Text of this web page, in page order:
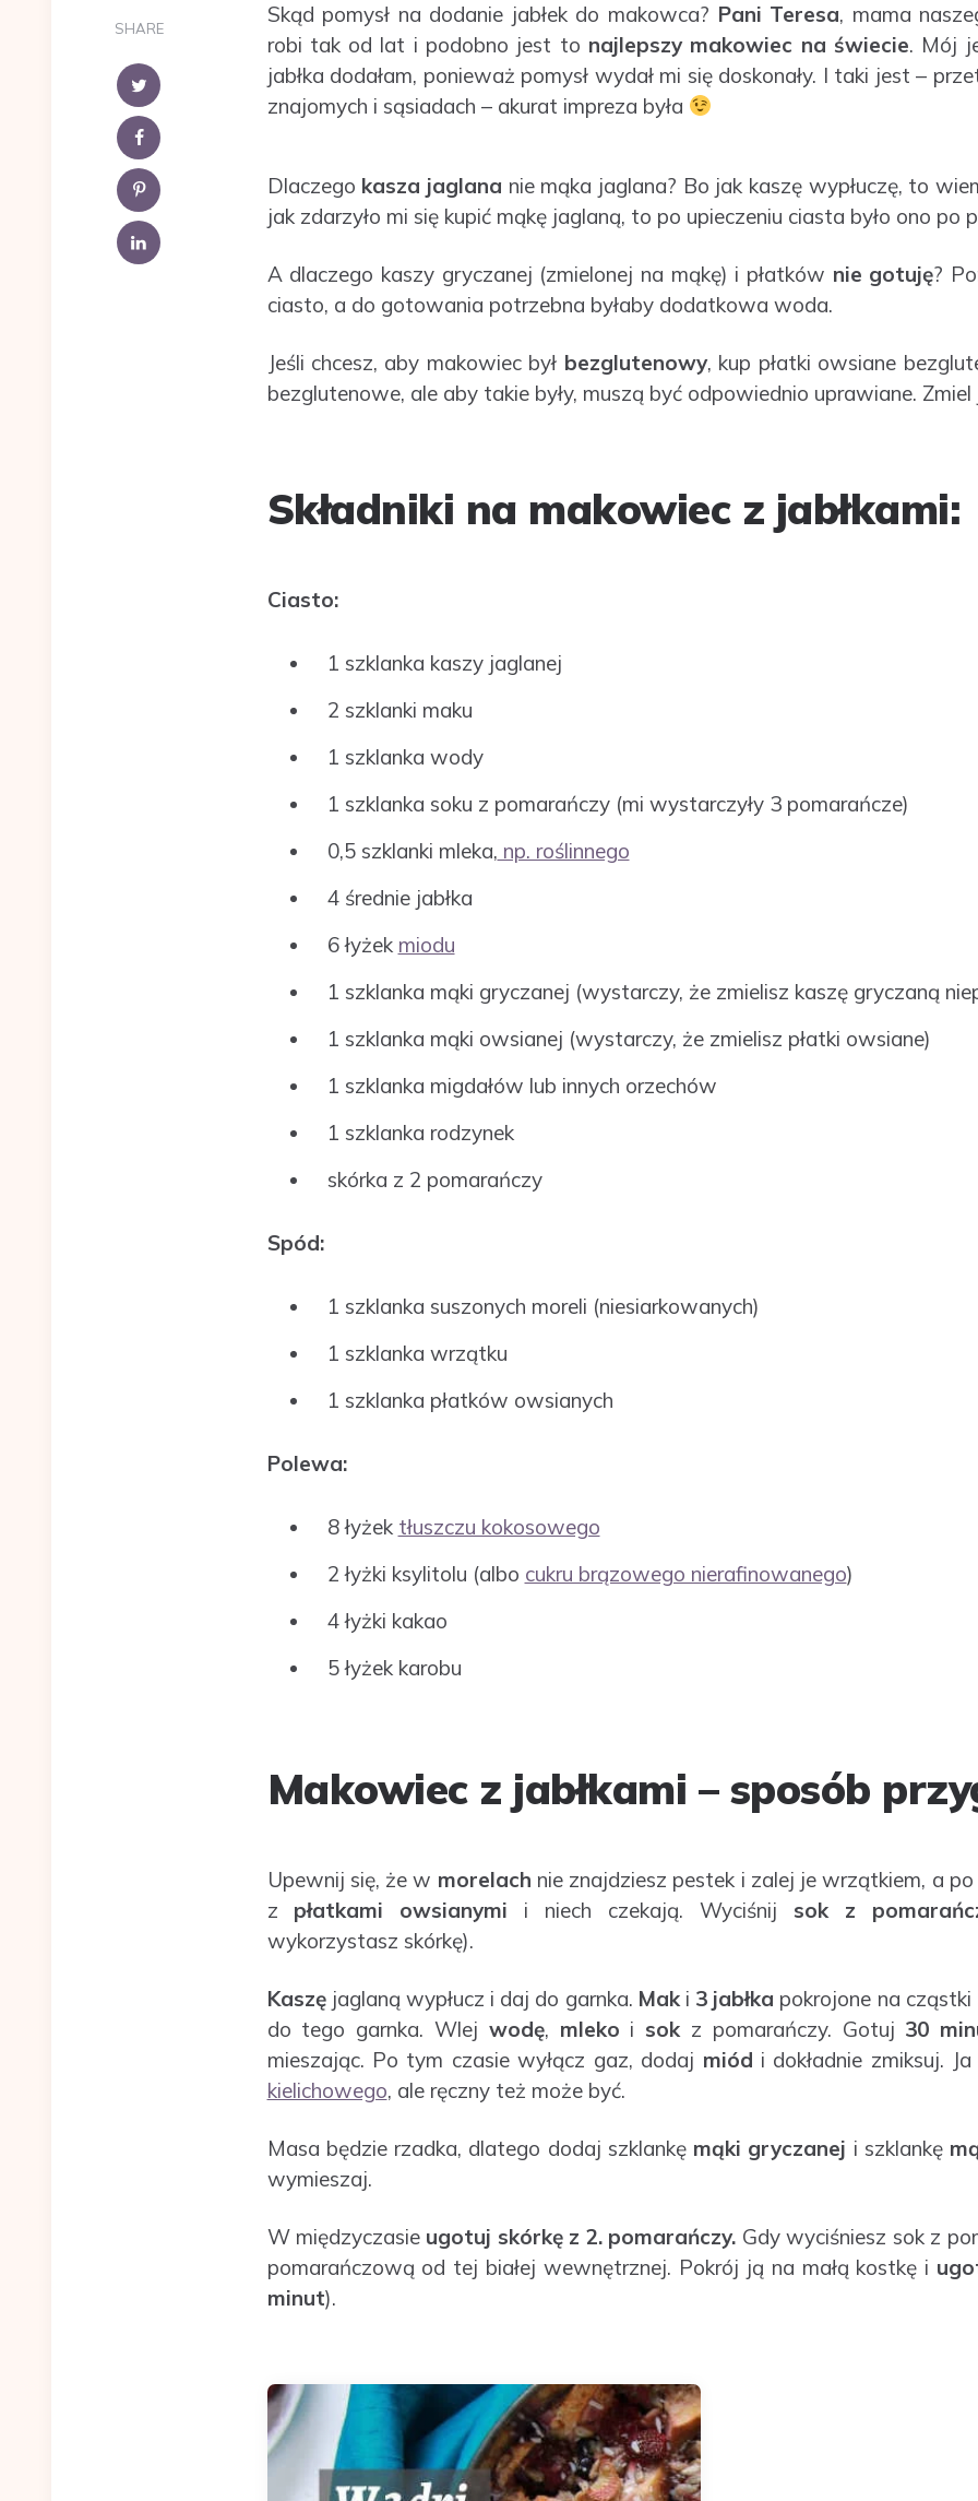
SHARE
Skąd pomysł na dodanie jabłek do makowca? Pani Teresa, mama
robi tak od lat i podobno jest to najlepszy makowiec na świecie. Mój
jabłka dodałam, ponieważ pomysł wydał mi się doskonały. I taki jest –
znajomych i sąsiadach – akurat impreza była
Dlaczego kasza jaglana nie mąka jaglana? Bo jak kaszę wypłuczę, to
jak zdarzyło mi się kupić mąkę jaglaną, to po upieczeniu ciasta było ono po
A dlaczego kaszy gryczanej (zmielonej na mąkę) i płatków nie gotuję?
ciasto, a do gotowania potrzebna byłaby dodatkowa woda.
Jeśli chcesz, aby makowiec był bezglutenowy, kup płatki owsiane
bezglutenowe, ale aby takie były, muszą być odpowiednio uprawiane. Zmiel
Składniki na makowiec z jabłkami:
Ciasto:
1 szklanka kaszy jaglanej
2 szklanki maku
1 szklanka wody
1 szklanka soku z pomarańczy (mi wystarczyły 3 pomarańcze)
0,5 szklanki mleka, np. roślinnego
4 średnie jabłka
6 łyżek miodu
1 szklanka mąki gryczanej (wystarczy, że zmielisz kaszę gryczaną
1 szklanka mąki owsianej (wystarczy, że zmielisz płatki owsiane)
1 szklanka migdałów lub innych orzechów
1 szklanka rodzynek
skórka z 2 pomarańczy
Spód:
1 szklanka suszonych moreli (niesiarkowanych)
1 szklanka wrzątku
1 szklanka płatków owsianych
Polewa:
8 łyżek tłuszczu kokosowego
2 łyżki ksylitolu (albo cukru brązowego nierafinowanego)
4 łyżki kakao
5 łyżek karobu
Makowiec z jabłkami – sposób
Upewnij się, że w morelach nie znajdziesz pestek i zalej je wrzątkiem, a
z płatkami owsianymi i niech czekają. Wyciśnij sok z
wykorzystasz skórkę).
Kaszęjaglaną wypłucz i daj do garnka. Maki 3 jabłka pokrojone na
do tego garnka. Wlej wodę, mleko i sokz pomarańczy. Gotuj 30
mieszając. Po tym czasie wyłącz gaz, dodaj miód i dokładnie zmiksuj.
kielichowego, ale ręczny też może być.
Masa będzie rzadka, dlatego dodaj szklankę mąki gryczanej i szklankę
wymieszaj.
W międzyczasie ugotuj skórkę z 2. pomarańczy. Gdy wyciśniesz sok z
pomarańczową od tej białej wewnętrznej. Pokrój ją na małą kostkę i
minut).